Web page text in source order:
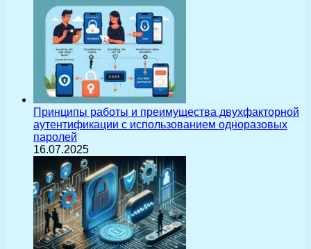
Принципы работы и преимущества двухфакторной
аутентификации с использованием одноразовых
паролей
16.07.2025